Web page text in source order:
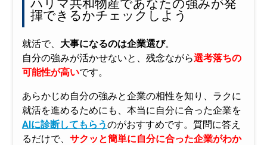
ハリマ共和物産であなたの強みが発
揮できるかチェックしよう
就活で、 大事になるのは企業選び。
自分の強みが活かせないと、残念ながら選考落ちの
可能性が高いです。
あらかじめ自分の強みと企業の相性を知り、ラクに
就活を進めるためにも、本当に自分に合った企業を
AIに診断してもらうのがおすすめです。質問に答え
るだけで、 サクッと簡単に自分に合った企業がわか